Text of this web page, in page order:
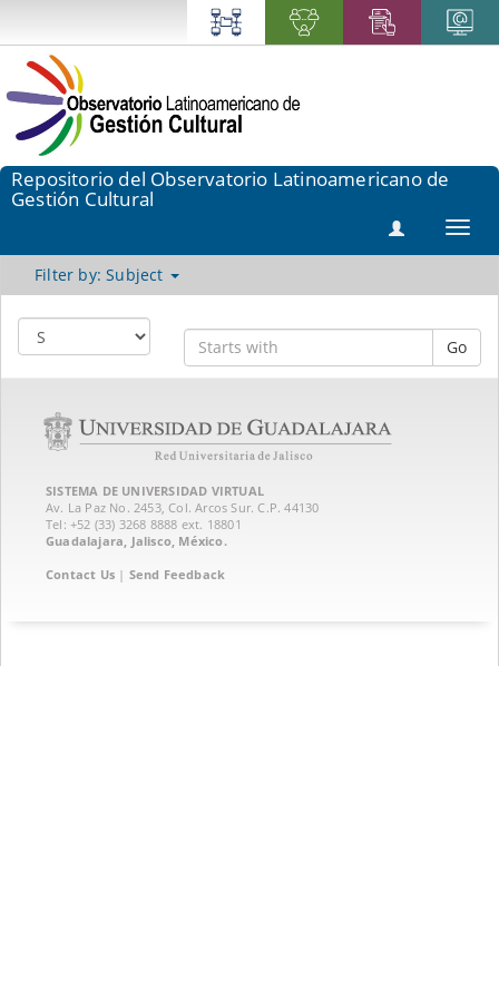
Repositorio del Observatorio Latinoamericano de
Gestión Cultural
Filter by: Subject
Go
SISTEMA DE UNIVERSIDAD VIRTUAL
Av. La Paz No. 2453, Col. Arcos Sur. C.P. 44130
Tel: +52 (33) 3268 8888‏ ext. 18801
Guadalajara, Jalisco, México.
Contact Us | Send Feedback